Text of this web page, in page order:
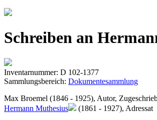
Jump to navigation
Schreiben an
Inventarnummer: D 102-1377
Sammlungsbereich: Dokumentesammlung
Max Broemel (1846 - 1925), Autor,
Hermann Muthesius
(1861 - 1927), Adressat